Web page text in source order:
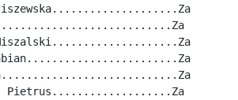
Miszalski....................Za
Pabian........................Za
Pietrus...................Za